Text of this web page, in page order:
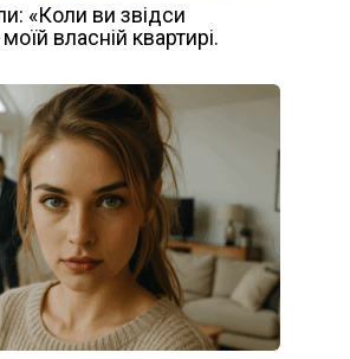
«Коли ви звідси
моїй власній квартирі.